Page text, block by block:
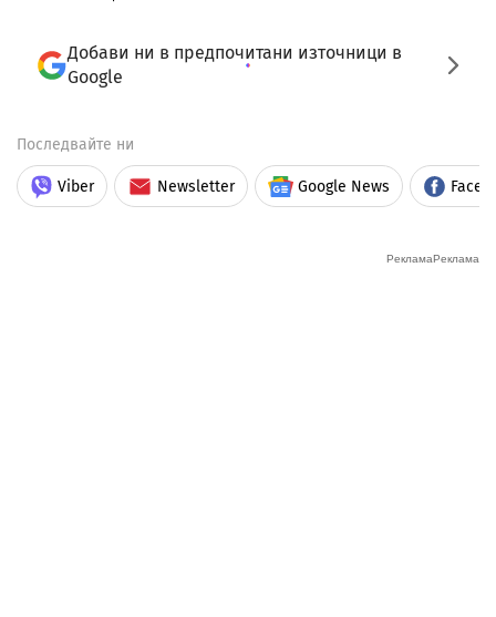
Добави ни в предпочитани източници в
Google
Последвайте ни
Viber Newsletter Google News